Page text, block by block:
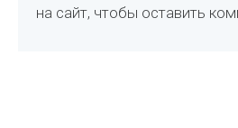
на сайт, чтобы оставить